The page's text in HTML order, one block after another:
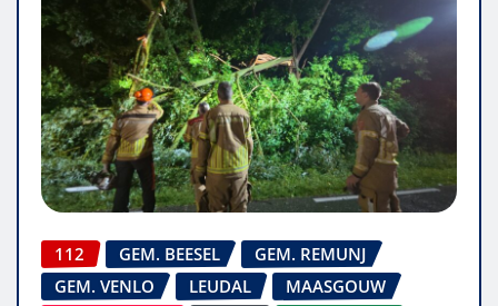
112 GEM. BEESEL
GEM. REMUNJ
GEM. VENLO
LEUDAL
MAASGOUW